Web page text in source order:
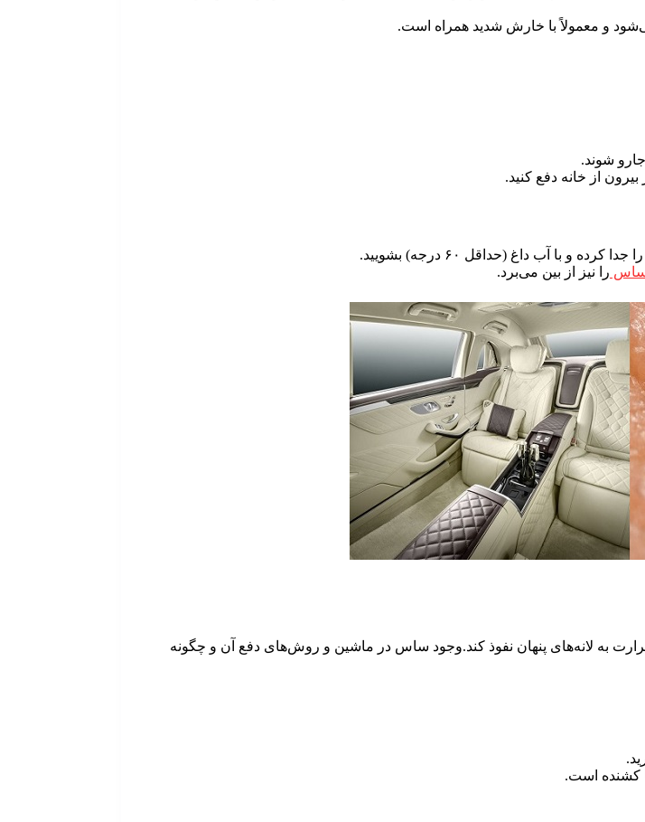
و معمولاً با خارش شدید همراه است.
شوند.
از خانه دفع کنید.
آب داغ (حداقل ۶۰ درجه) بشویید.
را نیز از بین می‌برد.
به لانه‌های پنهان نفوذ کند.وجود ساس در ماشین و روش‌های دفع آن و چگونه